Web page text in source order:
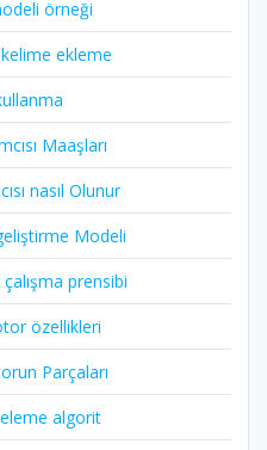
örneği
ekleme
Maaşları
nasıl Olunur
geliştirme Modeli
prensibi
özellikleri
Parçaları
algorit